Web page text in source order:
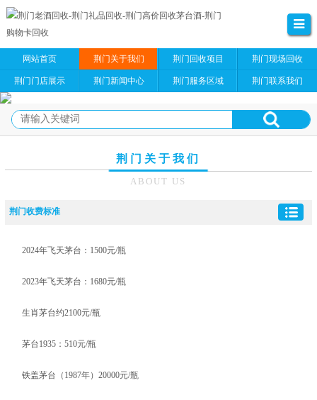
网站首页 荆门关于我们 荆门回收项目 荆门现场回收
荆门门店展示 荆门新闻中心 荆门服务区域 荆门联系我们
荆门关于我们
ABOUT US
荆门收费标准
2024年飞天茅台：1500元/瓶
2023年飞天茅台：1680元/瓶
生肖茅台约2100元/瓶
茅台1935：510元/瓶
铁盖茅台（1987年）20000元/瓶